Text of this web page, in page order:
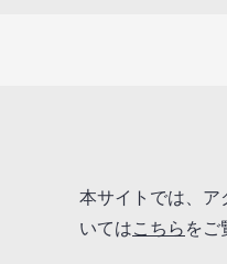
本サイトでは、ア
いてはこちら をご